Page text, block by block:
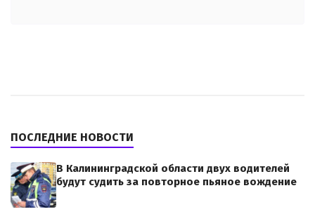
ПОСЛЕДНИЕ НОВОСТИ
В Калининградской области двух водителей
будут судить за повторное пьяное вождение